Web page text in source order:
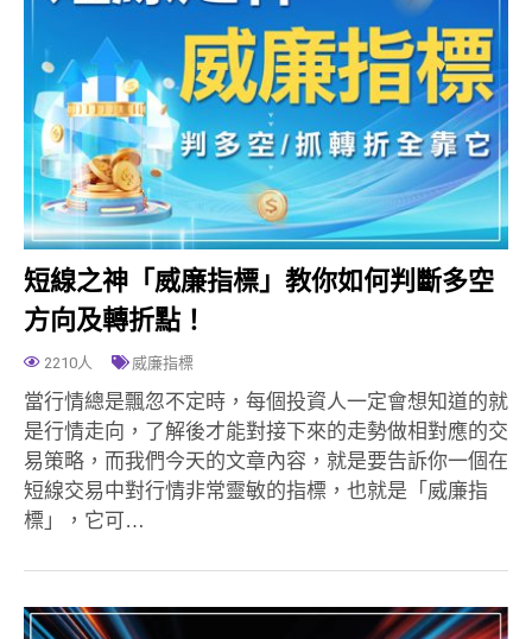
短線之神「威廉指標」教你如何判斷多空
方向及轉折點！
2210人 威廉指標
當行情總是飄忽不定時，每個投資人一定會想知道的就
是行情走向，了解後才能對接下來的走勢做相對應的交
易策略，而我們今天的文章內容，就是要告訴你一個在
短線交易中對行情非常靈敏的指標，也就是「威廉指
標」，它可…